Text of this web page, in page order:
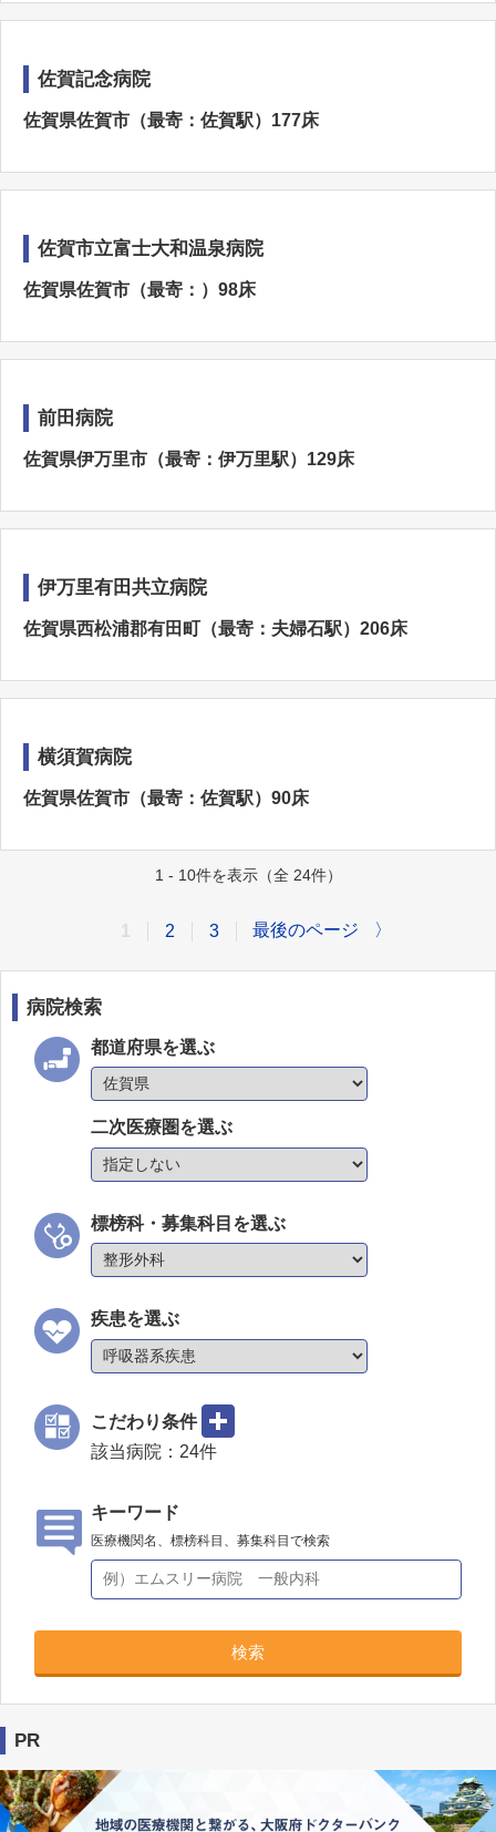
佐賀記念病院
佐賀県佐賀市（最寄：佐賀駅）177床
佐賀市立富士大和温泉病院
佐賀県佐賀市（最寄：）98床
前田病院
佐賀県伊万里市（最寄：伊万里駅）129床
伊万里有田共立病院
佐賀県西松浦郡有田町（最寄：夫婦石駅）206床
横須賀病院
佐賀県佐賀市（最寄：佐賀駅）90床
1 - 10件を表示（全 24件）
2 3 最後のページ 〉
病院検索
都道府県を選ぶ
二次医療圏を選ぶ
標榜科・募集科目を選ぶ
疾患を選ぶ
こだわり条件
該当病院： 24件
キーワード
医療機関名、標榜科目、募集科目で検索
検索
PR